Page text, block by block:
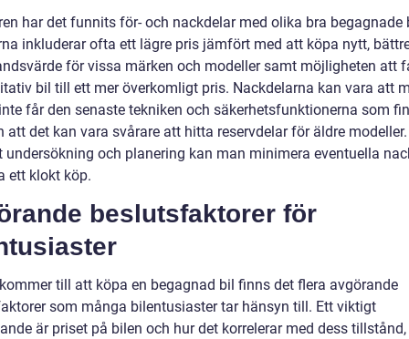
har det funnits för- och nackdelar med olika bra begagnade
inkluderar ofta ett lägre pris jämfört med att köpa nytt,
för vissa märken och modeller samt möjligheten att
bil till ett mer överkomligt pris. Nackdelarna kan vara att
får den senaste tekniken och säkerhetsfunktionerna som
att det kan vara svårare att hitta reservdelar för äldre
undersökning och planering kan man minimera eventuella
ett klokt köp.
beslutsfaktorer för
till att köpa en begagnad bil finns det flera avgörande
som många bilentusiaster tar hänsyn till. Ett viktigt
är priset på bilen och hur det korrelerar med dess